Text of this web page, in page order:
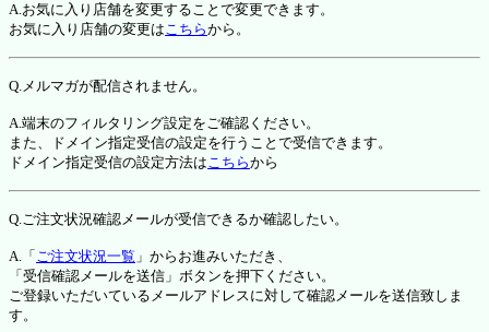
A.お気に入り店舗を変更することで変更できます。
お気に入り店舗の変更はこちらから。
Q.メルマガが配信されません。
A.端末のフィルタリング設定をご確認ください。
また、ドメイン指定受信の設定を行うことで受信できます。
ドメイン指定受信の設定方法はこちらから
Q.ご注文状況確認メールが受信できるか確認したい。
A.「 ご注文状況一覧 」からお進みいただき、
「受信確認メールを送信」ボタンを押下ください。
ご登録いただいているメールアドレスに対して確認メールを送信致しま
す。